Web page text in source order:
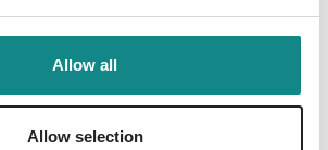
Allow all
Allow selection